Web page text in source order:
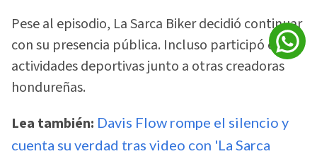
Pese al episodio, La Sarca Biker decidió continuar
con su presencia pública. Incluso participó en
actividades deportivas junto a otras creadoras
hondureñas.
Lea también: Davis Flow rompe el silencio y
cuenta su verdad tras video con 'La Sarca